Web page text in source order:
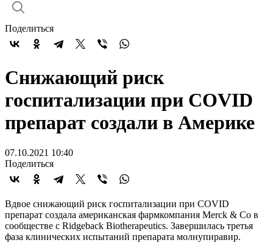
Поделиться
Снижающий риск
госпитализации при COVID
препарат создали в Америке
07.10.2021 10:40
Поделиться
Вдвое снижающий риск госпитализации при COVID
препарат создала американская фармкомпания Merck & Co в
сообществе с Ridgeback Biotherapeutics. Завершилась третья
фаза клинических испытаний препарата молнупиравир.